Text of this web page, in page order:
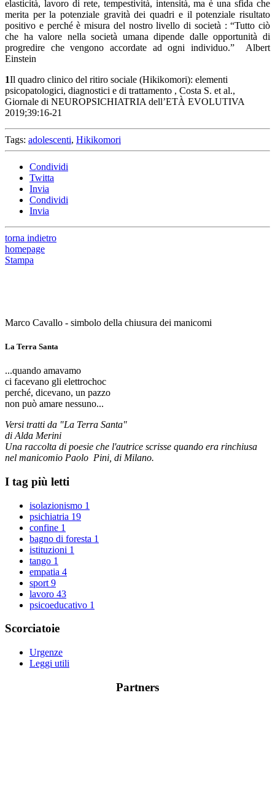
elasticità, lavoro di rete, tempestività, intensità, ma è una sfida che
merita per la potenziale gravità dei quadri e il potenziale risultato
positivo e perché è misura del nostro livello di società : “Tutto ciò
che ha valore nella società umana dipende dalle opportunità di
progredire che vengono accordate ad ogni individuo.” Albert
Einstein
1Il quadro clinico del ritiro sociale (Hikikomori): elementi
psicopatologici, diagnostici e di trattamento , Costa S. et al.,
Giornale di NEUROPSICHIATRIA dell’ETÀ EVOLUTIVA
2019;39:16-21
Tags: adolescenti, Hikikomori
Condividi
Twitta
Invia
Condividi
Invia
torna indietro
homepage
Stampa
Marco Cavallo - simbolo della chiusura dei manicomi
La Terra Santa
...quando amavamo
ci facevano gli elettrochoc
perché, dicevano, un pazzo
non può amare nessuno...
Versi tratti da "La Terra Santa"
di Alda Merini
Una raccolta di poesie che l'autrice scrisse quando era rinchiusa
nel manicomio Paolo Pini, di Milano.
I tag più letti
isolazionismo 1
psichiatria 19
confine 1
bagno di foresta 1
istituzioni 1
tango 1
empatia 4
sport 9
lavoro 43
psicoeducativo 1
Scorciatoie
Urgenze
Leggi utili
Partners